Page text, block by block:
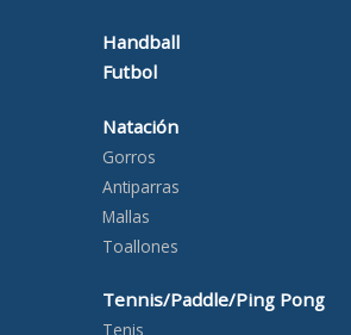
Handball
Futbol
Natación
Gorros
Antiparras
Mallas
Toallones
Tennis/Paddle/Ping Pong
Tenis